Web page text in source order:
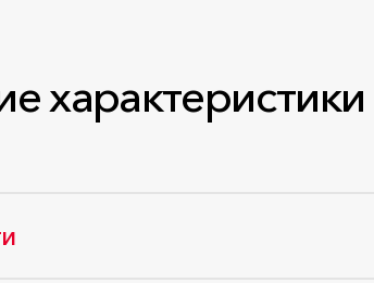
характеристики